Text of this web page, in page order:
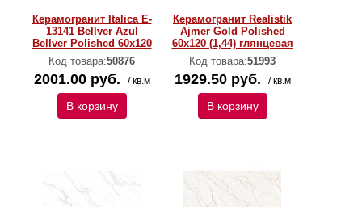
Керамогранит Italica E-
13141 Bellver Azul
Bellver Polished 60х120
Код товара:50876
2001.00 руб. / кв.м
В корзину
Керамогранит Realistik
Ajmer Gold Polished
60x120 (1,44) глянцевая
Код товара:51993
1929.50 руб. / кв.м
В корзину